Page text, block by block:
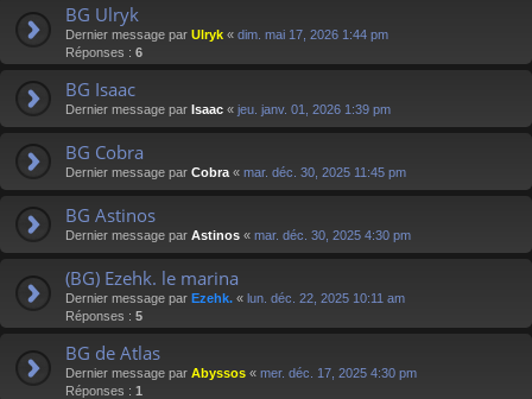
BG Ulryk
Dernier message par Ulryk « dim. mai 17, 2026 1:44 pm
Réponses : 6
BG Isaac
Dernier message par Isaac « jeu. janv. 01, 2026 1:39 pm
BG Cobra
Dernier message par Cobra « mar. déc. 30, 2025 11:45 pm
BG Astinos
Dernier message par Astinos « mar. déc. 30, 2025 4:30 pm
(BG) Ezehk. le marina
Dernier message par Ezehk. « lun. déc. 22, 2025 10:11 am
Réponses : 5
BG de Atlas
Dernier message par Abyssos « mer. déc. 17, 2025 4:30 pm
Réponses : 1